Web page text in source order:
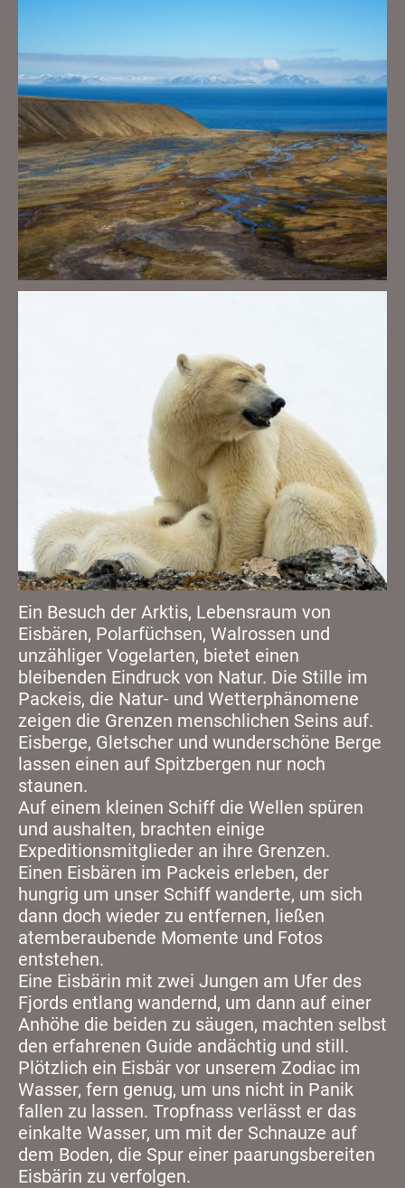
Ein Besuch der Arktis, Lebensraum von
Eisbären, Polarfüchsen, Walrossen und
unzähliger Vogelarten, bietet einen
bleibenden Eindruck von Natur. Die Stille im
Packeis, die Natur- und Wetterphänomene
zeigen die Grenzen menschlichen Seins auf.
Eisberge, Gletscher und wunderschöne Berge
lassen einen auf Spitzbergen nur noch
staunen.
Auf einem kleinen Schiff die Wellen spüren
und aushalten, brachten einige
Expeditionsmitglieder an ihre Grenzen.
Einen Eisbären im Packeis erleben, der
hungrig um unser Schiff wanderte, um sich
dann doch wieder zu entfernen, ließen
atemberaubende Momente und Fotos
entstehen.
Eine Eisbärin mit zwei Jungen am Ufer des
Fjords entlang wandernd, um dann auf einer
Anhöhe die beiden zu säugen, machten selbst
den erfahrenen Guide andächtig und still.
Plötzlich ein Eisbär vor unserem Zodiac im
Wasser, fern genug, um uns nicht in Panik
fallen zu lassen. Tropfnass verlässt er das
einkalte Wasser, um mit der Schnauze auf
dem Boden, die Spur einer paarungsbereiten
Eisbärin zu verfolgen.